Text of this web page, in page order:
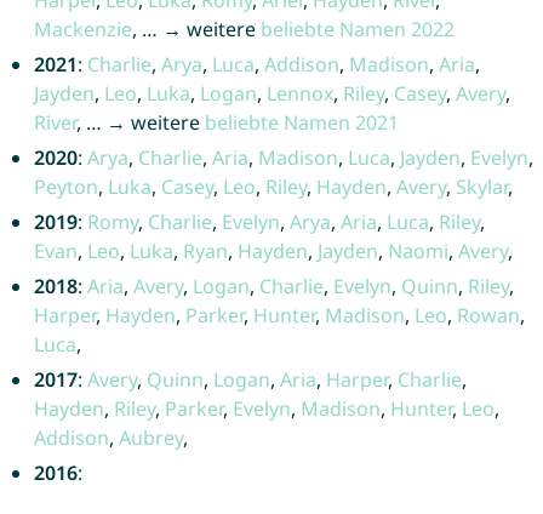
Mackenzie, … → weitere beliebte Namen 2022
2021: Charlie, Arya, Luca, Addison, Madison, Aria,
Jayden, Leo, Luka, Logan, Lennox, Riley, Casey, Avery,
River, … → weitere beliebte Namen 2021
2020: Arya, Charlie, Aria, Madison, Luca, Jayden, Evelyn,
Peyton, Luka, Casey, Leo, Riley, Hayden, Avery, Skylar,
2019: Romy, Charlie, Evelyn, Arya, Aria, Luca, Riley,
Evan, Leo, Luka, Ryan, Hayden, Jayden, Naomi, Avery,
2018: Aria, Avery, Logan, Charlie, Evelyn, Quinn, Riley,
Harper, Hayden, Parker, Hunter, Madison, Leo, Rowan,
Luca,
2017: Avery, Quinn, Logan, Aria, Harper, Charlie,
Hayden, Riley, Parker, Evelyn, Madison, Hunter, Leo,
Addison, Aubrey,
2016: